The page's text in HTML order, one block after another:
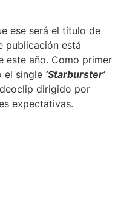
ese será el título de
publicación está
este año. Como primer
el single ‘Starburster’
dirigido por
expectativas.